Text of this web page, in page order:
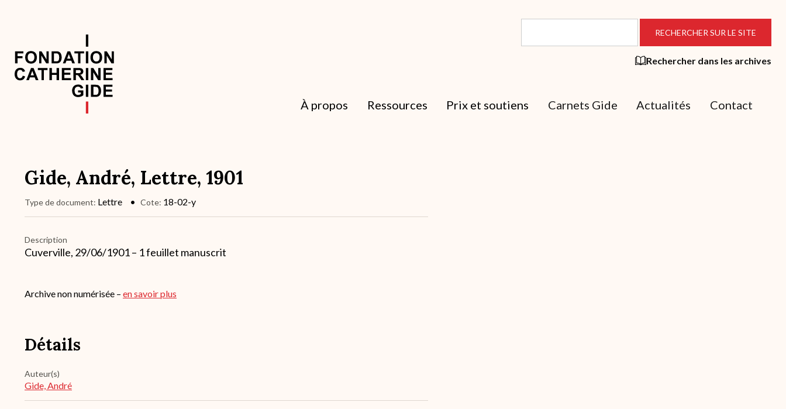
contenu
principal
Rechercher dans les archives
principale
À propos Ressources Prix et soutiens Carnets Gide Actualités Contact
Gide, André, Lettre, 1901
Type de document Lettre Cote 18-02-y
Description
Cuverville, 29/06/1901 – 1 feuillet manuscrit
Archive non numérisée – en savoir plus
Détails
Auteur(s)
Gide, André